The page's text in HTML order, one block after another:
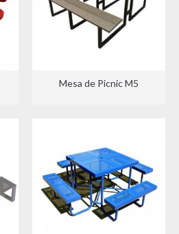
Mesa de Picnic M5